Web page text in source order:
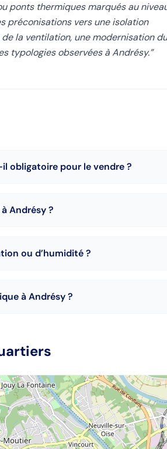
ponts thermiques marqués au
préconisations vers une isolation
la ventilation, une modernisation du
typologies observées à Andrésy.”
obligatoire pour le vendre ?
Andrésy ?
ou d’humidité ?
à Andrésy ?